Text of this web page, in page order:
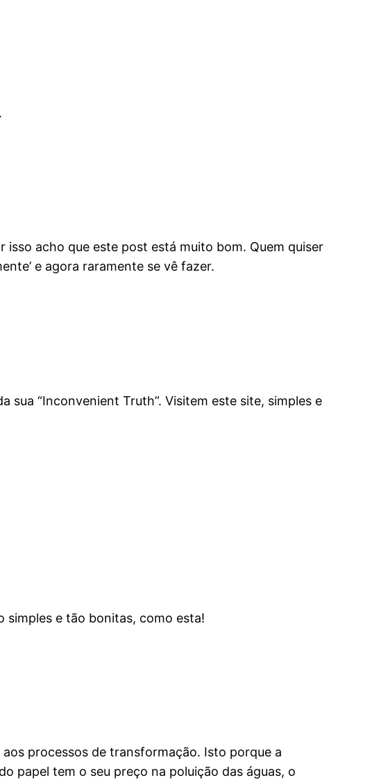
acho que este post está muito bom. Quem quiser
e agora raramente se vê fazer.
“Inconvenient Truth”. Visitem este site, simples e
simples e tão bonitas, como esta!
processos de transformação. Isto porque a
papel tem o seu preço na poluição das águas, o